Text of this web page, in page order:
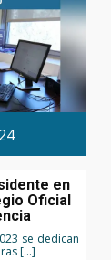
en
Oficial
se dedican
[…]